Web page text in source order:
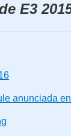
E3
anunciada